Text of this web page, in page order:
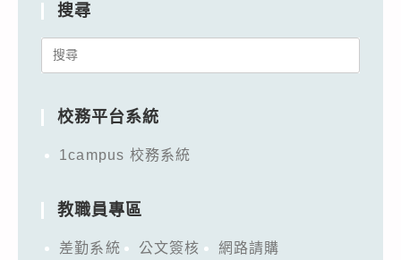
搜尋
Search
校務平台系統
1campus 校務系統
教職員專區
差勤系統 公文簽核
網路請購